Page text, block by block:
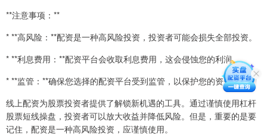
**注意事项：**
* **高风险：**配资是一种高风险投资，投资者可能会损失全部投资。
* **利息费用：**配资平台会收取利息费用，这会侵蚀您的利润。
* **监管：**确保您选择的配资平台受到监管，以保护您的资金。
线上配资为股票投资者提供了解锁新机遇的工具。通过谨慎使用杠杆
股票短线操盘，投资者可以放大收益并降低风险。但是，重要的是要
记住，配资是一种高风险投资，应谨慎使用。